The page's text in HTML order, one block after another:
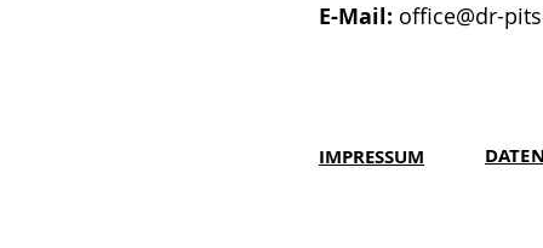
E-Mail: office@dr-
IMPRESSUM